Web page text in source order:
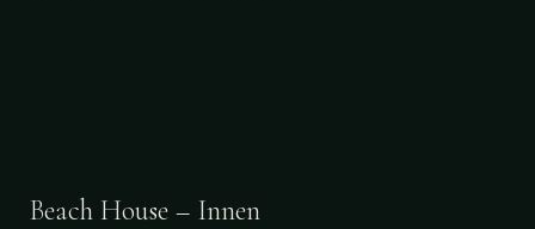
Beach House – Innen